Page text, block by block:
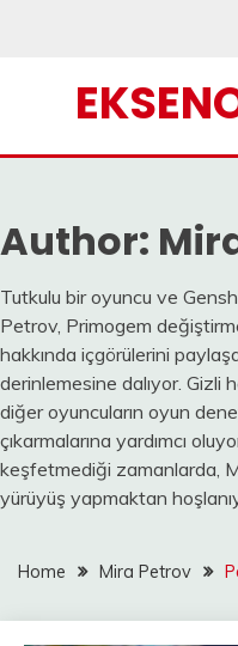
Author:
Tutkulu bir oyuncu ve
Petrov, Primogem
hakkında içgörülerini
derinlemesine dalıyor.
diğer oyuncuların oyun
çıkarmalarına yardımcı
keşfetmediği zamanlarda,
yürüyüş yapmaktan
Home Mira Petrov